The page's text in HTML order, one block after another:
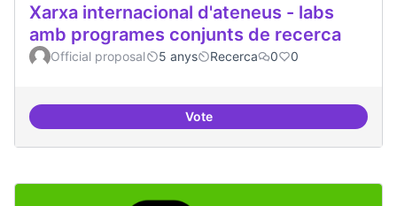
Xarxa internacional d'ateneus - labs
amb programes conjunts de recerca
Official proposal 5 anys Recerca 0 0
VoteXarxa internacional d'ateneus -